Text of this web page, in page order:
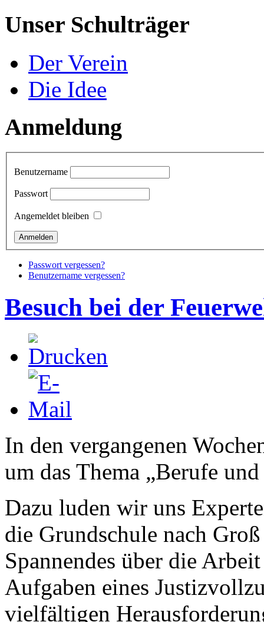
Unser Schulträger
Der Verein
Die Idee
Anmeldung
Benutzername
Passwort
Angemeldet bleiben
Passwort vergessen?
Benutzername vergessen?
Besuch bei der
In den vergangenen
um das Thema „Berufe
Dazu luden wir uns
die Grundschule nach
Spannendes über die
Aufgaben eines
vielfältigen